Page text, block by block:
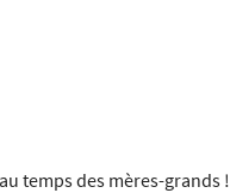
temps des mères-grands !